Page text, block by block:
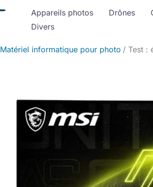
Appareils photos Drônes
Divers
Matériel informatique pour photo Test :